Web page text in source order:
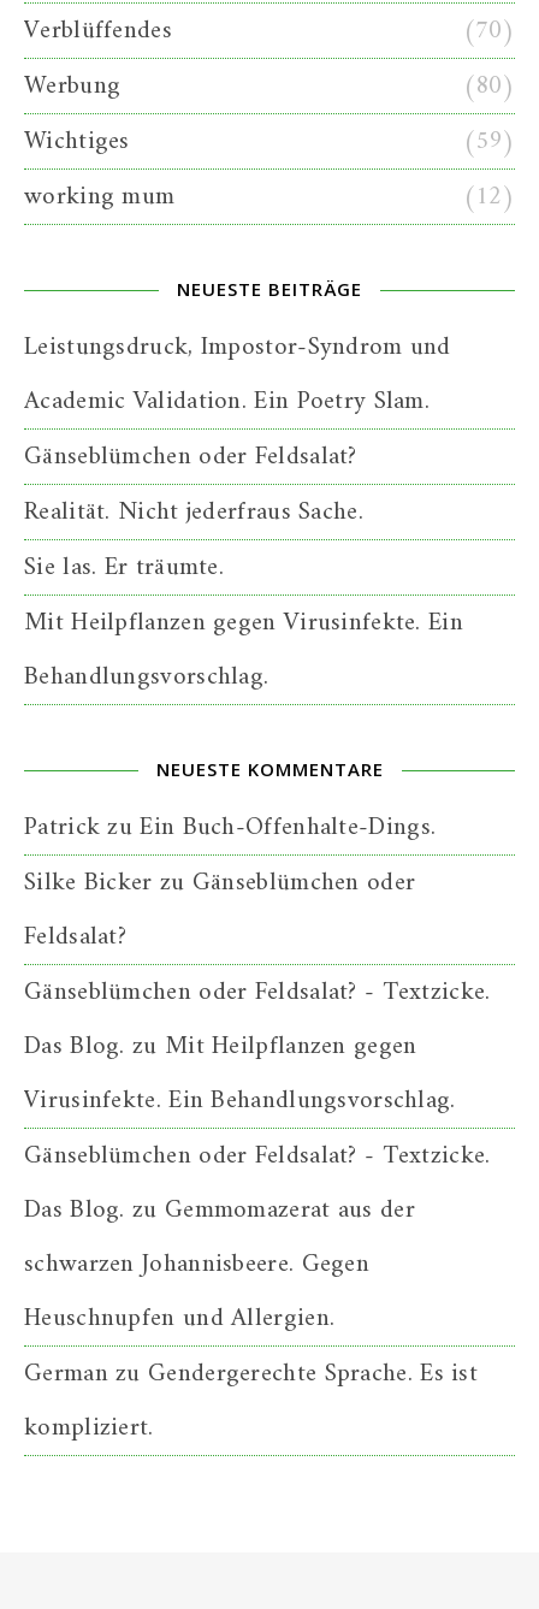
Verblüffendes
(70)
Werbung
(80)
Wichtiges
(59)
working mum
(12)
NEUESTE BEITRÄGE
Leistungsdruck, Impostor-Syndrom und
Academic Validation. Ein Poetry Slam.
Gänseblümchen oder Feldsalat?
Realität. Nicht jederfraus Sache.
Sie las. Er träumte.
Mit Heilpflanzen gegen Virusinfekte. Ein
Behandlungsvorschlag.
NEUESTE KOMMENTARE
PatrickzuEin Buch-Offenhalte-Dings.
Silke Bickerzu Gänseblümchen oder
Feldsalat?
Gänseblümchen oder Feldsalat? - Textzicke.
Das Blog. zu Mit Heilpflanzen gegen
Virusinfekte. Ein Behandlungsvorschlag.
Gänseblümchen oder Feldsalat? - Textzicke.
Das Blog. zu Gemmomazerat aus der
schwarzen Johannisbeere. Gegen
Heuschnupfen und Allergien.
Germanzu Gendergerechte Sprache. Es ist
kompliziert.